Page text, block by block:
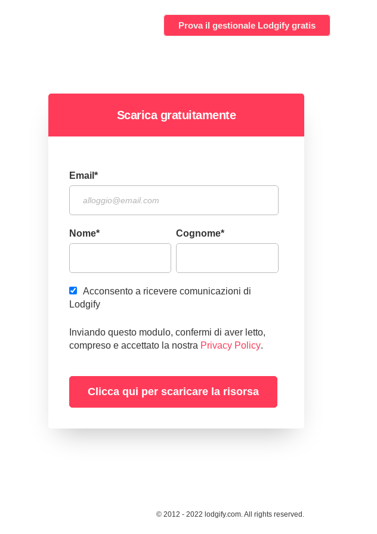
Prova il gestionale Lodgify gratis
Scarica gratuitamente
Email *
Nome* Cognome*
Acconsento a ricevere comunicazioni di
Lodgify
Inviando questo modulo, confermi di aver letto,
compreso e accettato la nostra Privacy Policy.
© 2012 - 2022 lodgify.com. All rights reserved.